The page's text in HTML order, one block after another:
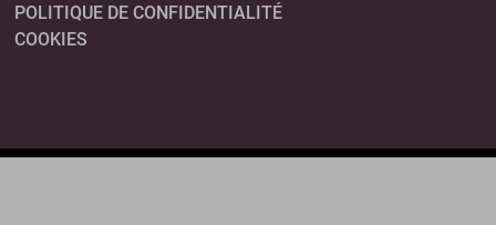
POLITIQUE DE CONFIDENTIALITÉ
COOKIES